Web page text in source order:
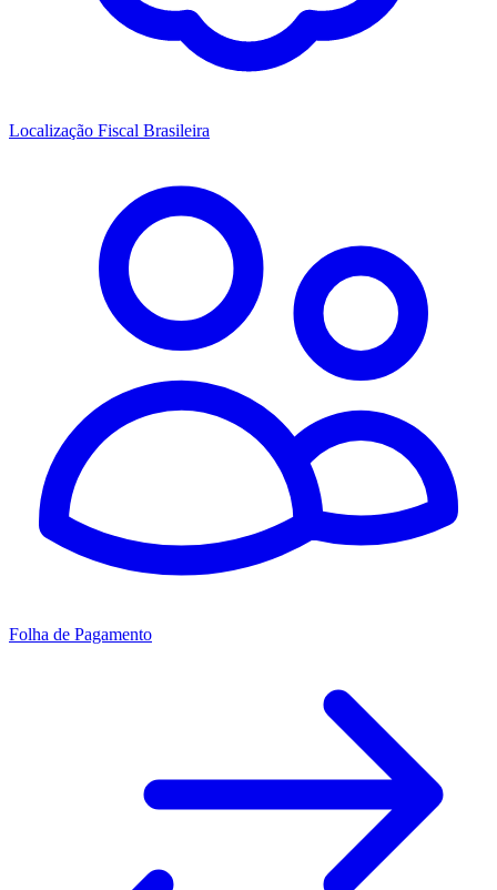
Localização Fiscal Brasileira
Folha de Pagamento